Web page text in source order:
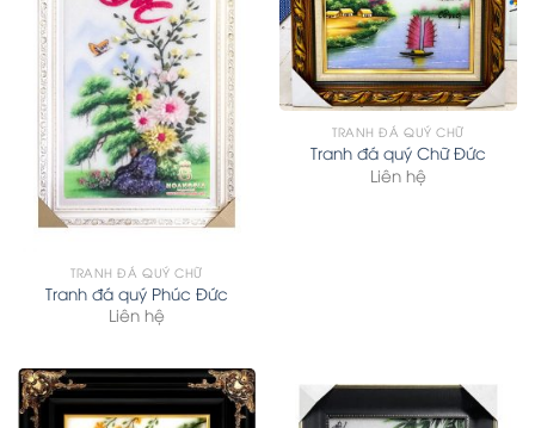
TRANH ĐÁ QUÝ CHỮ
Tranh đá quý Phúc Đức
Liên hệ
TRANH ĐÁ QUÝ CHỮ
Tranh đá quý Chữ Đức
Liên hệ